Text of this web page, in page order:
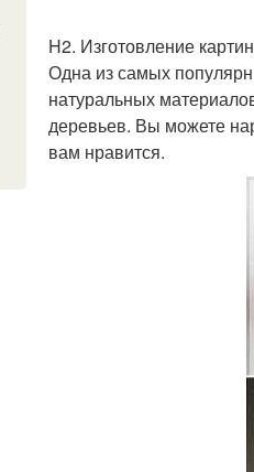
H2. Изготовление
Одна из самых
натуральных
деревьев. Вы можете
вам нравится.